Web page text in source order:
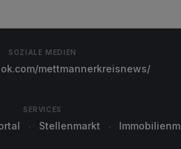
SOZIALE MEDIEN
mettmannerkreisnews/
SERVICES
Stellenmarkt